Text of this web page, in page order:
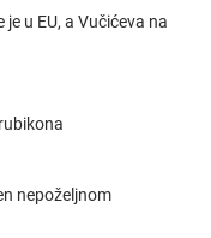
u EU, a Vučićeva na
nepoželjnom